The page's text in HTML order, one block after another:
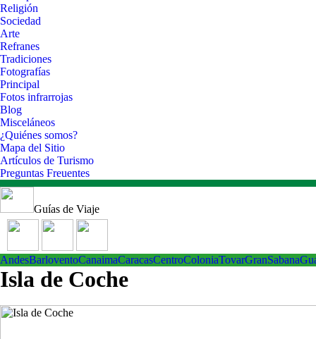
Religión
Sociedad
Arte
Refranes
Tradiciones
Fotografías
Principal
Fotos infrarrojas
Blog
Misceláneos
¿Quiénes somos?
Mapa del Sitio
Artículos de Turismo
Preguntas Freuentes
Guías de Viaje
AndesBarloventoCanaimaCaracasCentroColoniaTovarGranSabana
Isla de Coche